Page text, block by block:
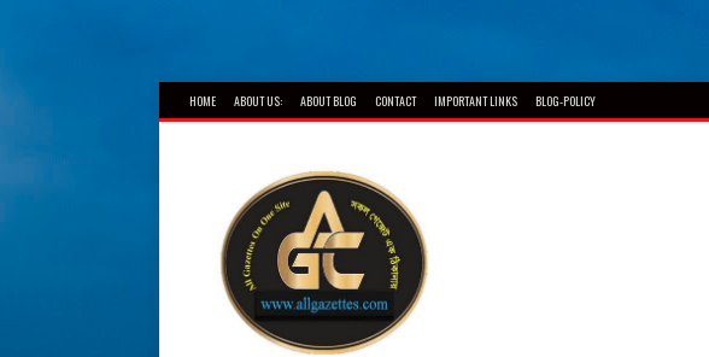
HOME ABOUT US: ABOUT BLOG CONTACT IMPORTANT LINKS BLOG-POLICY